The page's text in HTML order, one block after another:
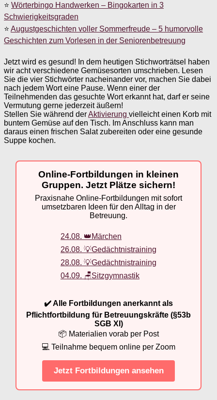
⭐ Wörterbingo Handwerken – Bingokarten in 3
Schwierigkeitsgraden
⭐ Augustgeschichten voller Sommerfreude – 5 humorvolle
Geschichten zum Vorlesen in der Seniorenbetreuung
Jetzt wird es gesund! In dem heutigen Stichworträtsel haben
wir acht verschiedene Gemüsesorten umschrieben. Lesen
Sie die vier Stichwörter nacheinander vor, machen Sie dabei
nach jedem Wort eine Pause. Wenn einer der
Teilnehmenden das gesuchte Wort erkannt hat, darf er seine
Vermutung gerne jederzeit äußern!
Stellen Sie während derAktivierung vielleicht einen Korb mit
buntem Gemüse auf den Tisch. Im Anschluss kann man
daraus einen frischen Salat zubereiten oder eine gesunde
Suppe kochen.
Online-Fortbildungen in kleinen
Gruppen. Jetzt Plätze sichern!
Praxisnahe Online-Fortbildungen mit sofort
umsetzbaren Ideen für den Alltag in der
Betreuung.
24.08. 👑Märchen
26.08. 💡Gedächtnistraining
28.08. 💡Gedächtnistraining
04.09. 🪑Sitzgymnastik
✔️ Alle Fortbildungen anerkannt als
Pflichtfortbildung für Betreuungskräfte (§53b
SGB XI)
📦 Materialien vorab per Post
💻 Teilnahme bequem online per Zoom
Jetzt Fortbildungen ansehen